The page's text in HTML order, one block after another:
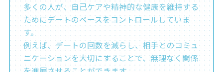
多くの人が、自己ケアや精神的な健康を維持する
ためにデートのペースをコントロールしていま
す。
例えば、デートの回数を減らし、相手とのコミュ
ニケーションを大切にすることで、無理なく関係